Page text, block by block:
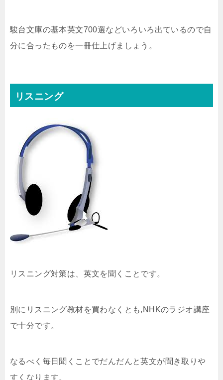
駿台文庫の基本英文700選などいろいろ出ているので自
分に合ったものを一冊仕上げましょう。
リスニング
リスニング対策は、英文を聞くことです。
別にリスニング教材を買わなくとも,NHKのラジオ講座
で十分です。
なるべく毎日聞くことでだんだんと英文が聞き取りや
すくなります。